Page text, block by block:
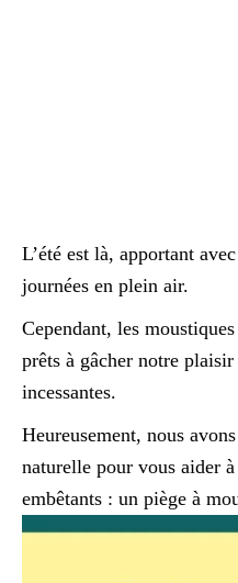
L’été est là, apportant
journées en plein air.
Cependant, les
prêts à gâcher notre
incessantes.
Heureusement, nous
naturelle pour vous aider
embêtants : un piège à